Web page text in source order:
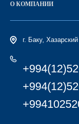
О КОМПАНИИ
История компании
г. Баку,